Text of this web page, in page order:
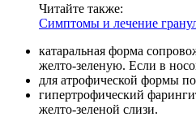
Читайте также:
Симптомы и лечение
катаральная форма
желто-зеленую. Если в
для атрофической формы
гипертрофический
желто-зеленой слизи.